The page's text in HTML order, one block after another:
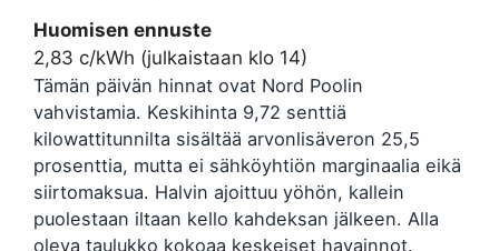
Huomisen ennuste
2,83 c/kWh (julkaistaan klo 14)
Tämän päivän hinnat ovat Nord Poolin
vahvistamia. Keskihinta 9,72 senttiä
kilowattitunnilta sisältää arvonlisäveron 25,5
prosenttia, mutta ei sähköyhtiön marginaalia eikä
siirtomaksua. Halvin ajoittuu yöhön, kallein
puolestaan iltaan kello kahdeksan jälkeen. Alla
oleva taulukko kokoaa keskeiset havainnot.